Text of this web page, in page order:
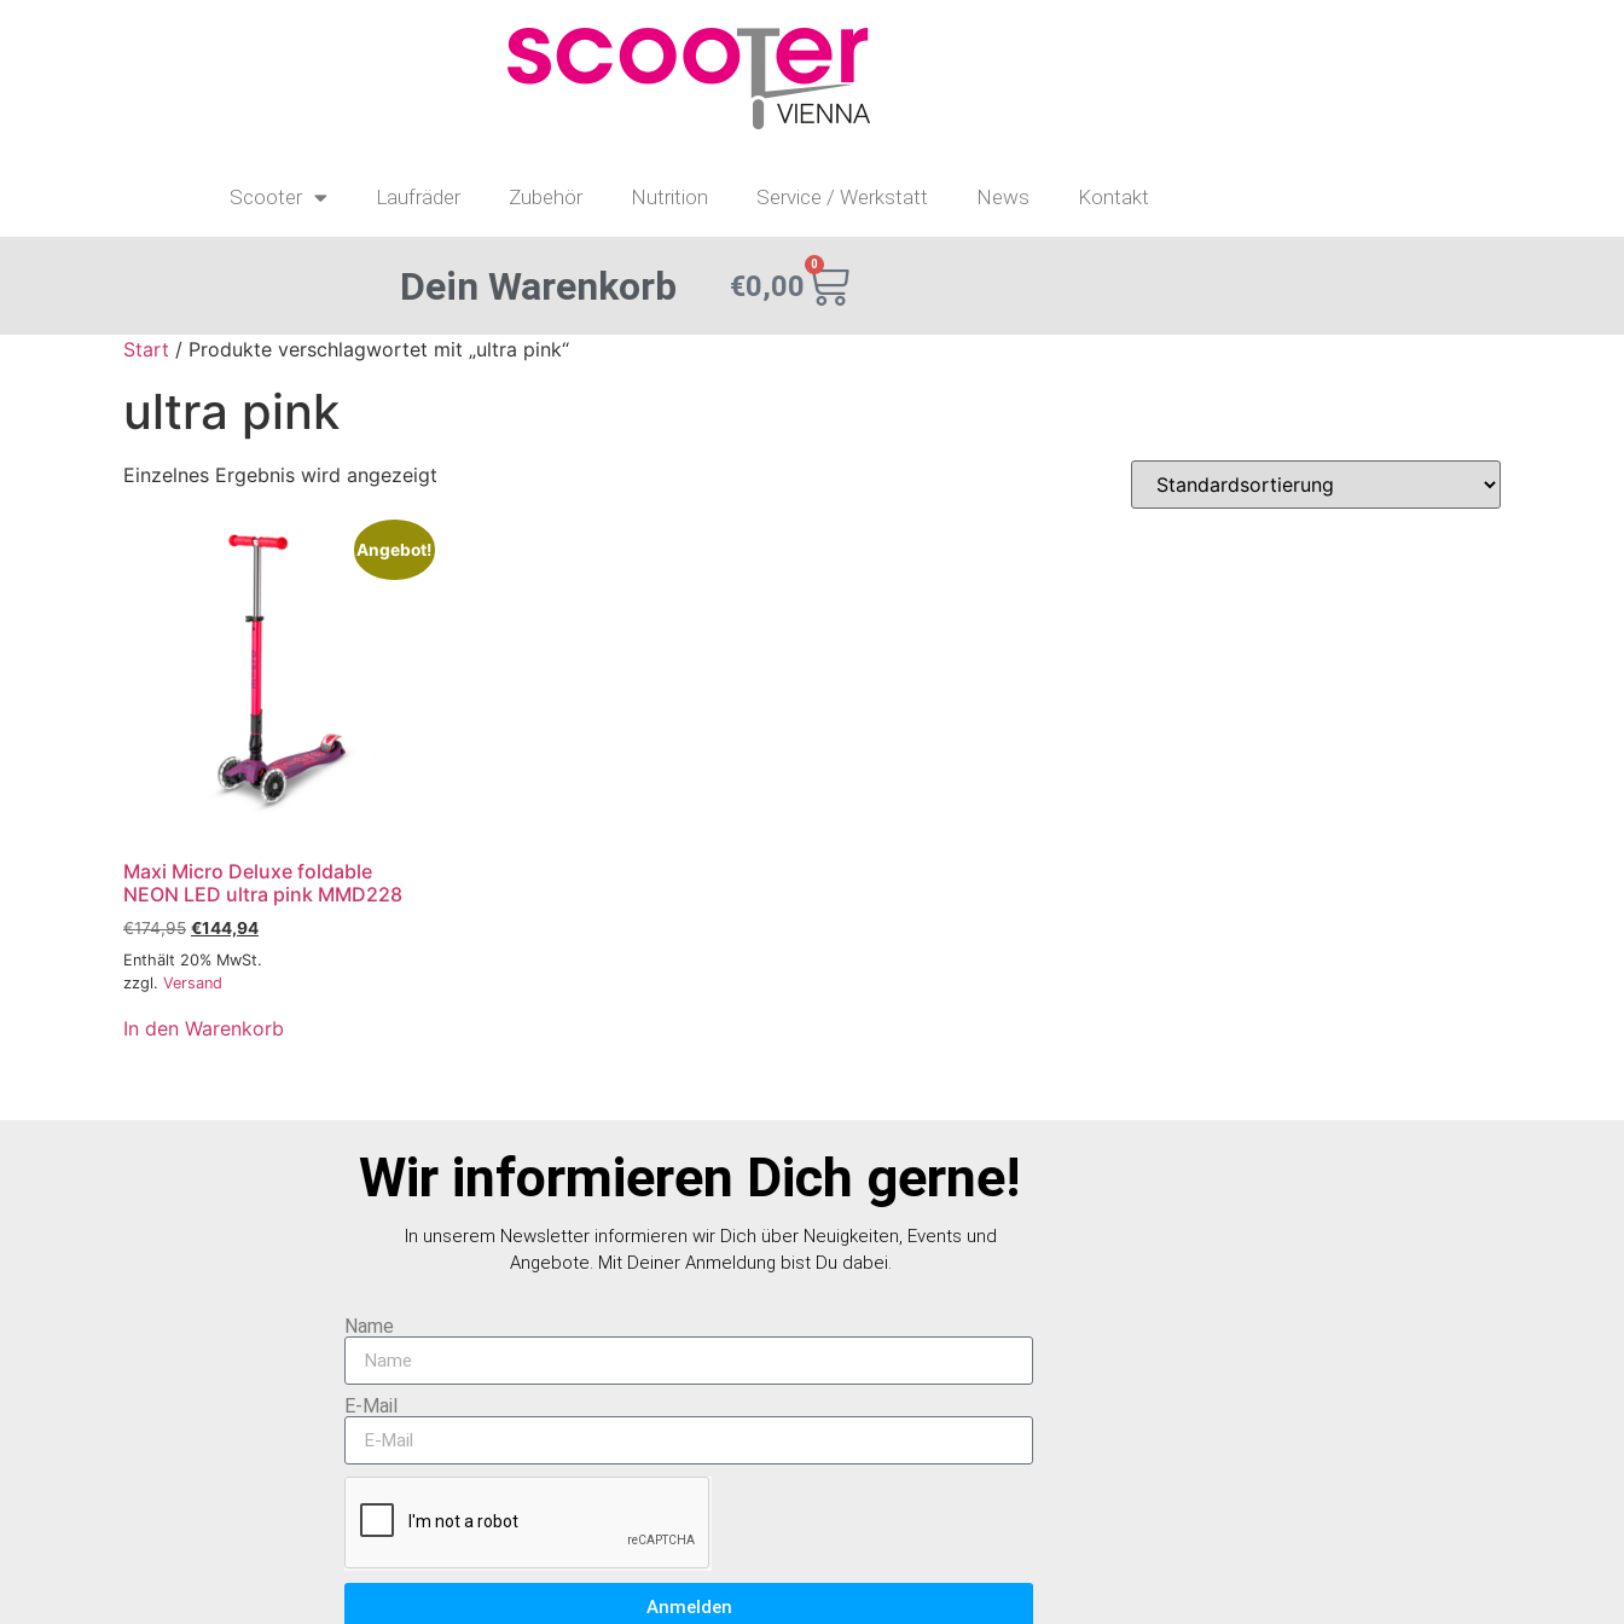
Scooter Laufräder Zubehör Nutrition Service / Werkstatt News Kontakt
Dein Warenkorb €0,00
0
Start / Produkte verschlagwortet mit „ultra pink“
ultra pink
Einzelnes Ergebnis wird angezeigt
Angebot!
Maxi Micro Deluxe foldable
NEON LED ultra pink MMD228
€174,95 €144,94
Enthält 20% MwSt.
zzgl. Versand
In den Warenkorb
Wir informieren Dich gerne!
In unserem Newsletter informieren wir Dich über Neuigkeiten, Events und
Angebote. Mit Deiner Anmeldung bist Du dabei.
Name
E-Mail
Anmelden